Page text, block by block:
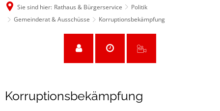
Sie sind hier: Rathaus & Bürgerservice
Politik
Gemeinderat & Ausschüsse
Korruptionsbekämpfung
Korruptionsbekämpfung
Korruptionsbekämpfung